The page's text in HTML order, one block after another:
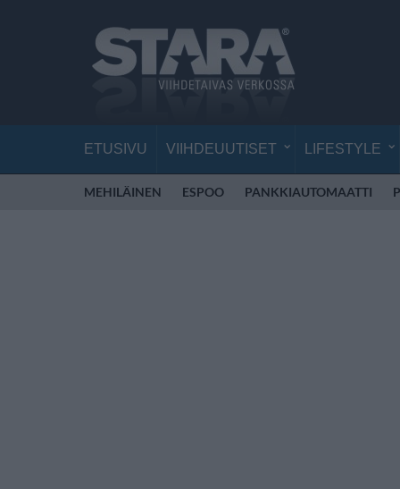
ETUSIVU VIIHDEUUTISET LIFESTYLE
MEHILÄINEN ESPOO PANKKIAUTOMAATTI